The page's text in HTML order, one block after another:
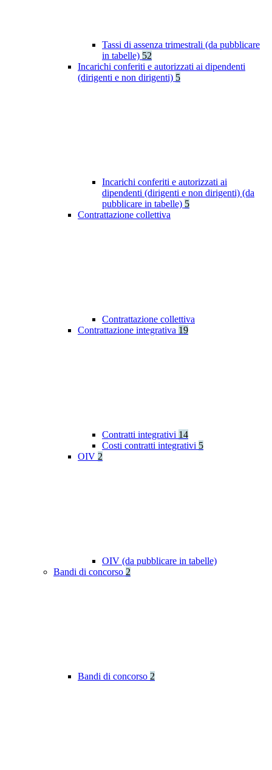
Tassi di assenza trimestrali (da pubblicare
in tabelle) 52
Incarichi conferiti e autorizzati ai dipendenti
(dirigenti e non dirigenti) 5
Incarichi conferiti e autorizzati ai
dipendenti (dirigenti e non dirigenti) (da
pubblicare in tabelle) 5
Contrattazione collettiva
Contrattazione collettiva
Contrattazione integrativa 19
Contratti integrativi 14
Costi contratti integrativi 5
OIV 2
OIV (da pubblicare in tabelle)
Bandi di concorso 2
Bandi di concorso 2